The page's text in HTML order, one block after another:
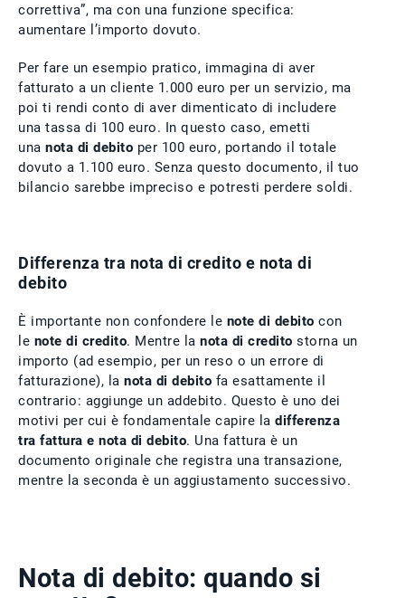
correttiva”, ma con una funzione specifica:
aumentare l’importo dovuto.
Per fare un esempio pratico, immagina di aver
fatturato a un cliente 1.000 euro per un servizio, ma
poi ti rendi conto di aver dimenticato di includere
una tassa di 100 euro. In questo caso, emetti
una nota di debito per 100 euro, portando il totale
dovuto a 1.100 euro. Senza questo documento, il tuo
bilancio sarebbe impreciso e potresti perdere soldi.
Differenza tra nota di credito e nota di
debito
È importante non confondere le note di debito con
le note di credito. Mentre la nota di credito storna un
importo (ad esempio, per un reso o un errore di
fatturazione), la nota di debito fa esattamente il
contrario: aggiunge un addebito. Questo è uno dei
motivi per cui è fondamentale capire la differenza
tra fattura e nota di debito. Una fattura è un
documento originale che registra una transazione,
mentre la seconda è un aggiustamento successivo.
Nota di debito: quando si